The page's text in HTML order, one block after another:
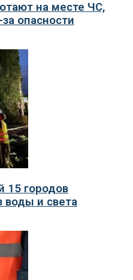
на месте ЧС,
опасности
15 городов
воды и света